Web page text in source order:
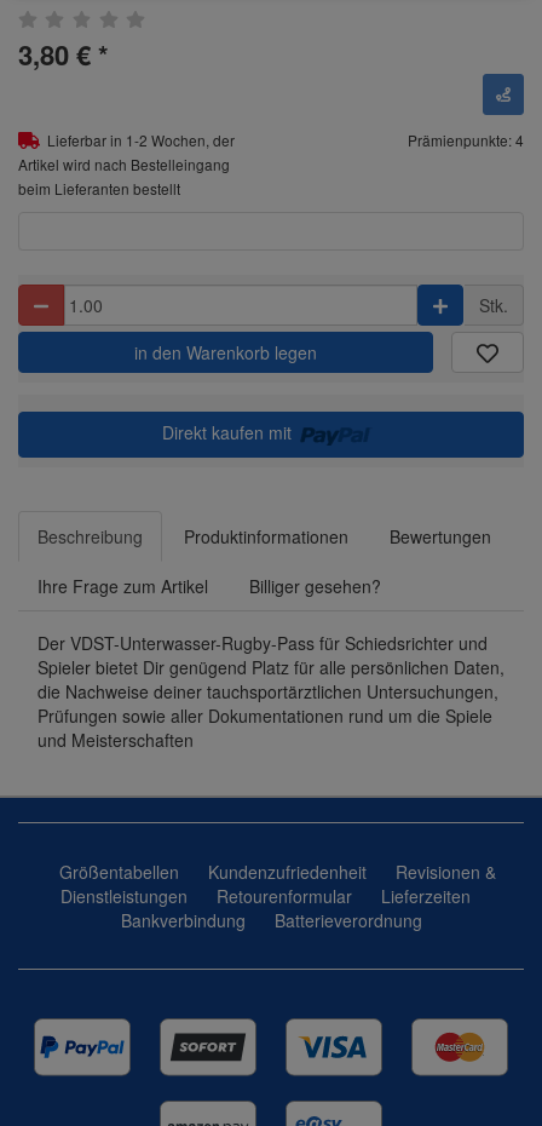
3,80 €*
Lieferbar in 1-2 Wochen, der
Artikel wird nach Bestelleingang
beim Lieferanten bestellt
Prämienpunkte: 4
Stk.
in den Warenkorb legen
Direkt kaufen mit
Beschreibung Produktinformationen Bewertungen
Ihre Frage zum Artikel Billiger gesehen?
Der VDST-Unterwasser-Rugby-Pass für Schiedsrichter und
Spieler bietet Dir genügend Platz für alle persönlichen Daten,
die Nachweise deiner tauchsportärztlichen Untersuchungen,
Prüfungen sowie aller Dokumentationen rund um die Spiele
und Meisterschaften
Größentabellen Kundenzufriedenheit
Revisionen &
Dienstleistungen
Retourenformular
Lieferzeiten
Bankverbindung
Batterieverordnung